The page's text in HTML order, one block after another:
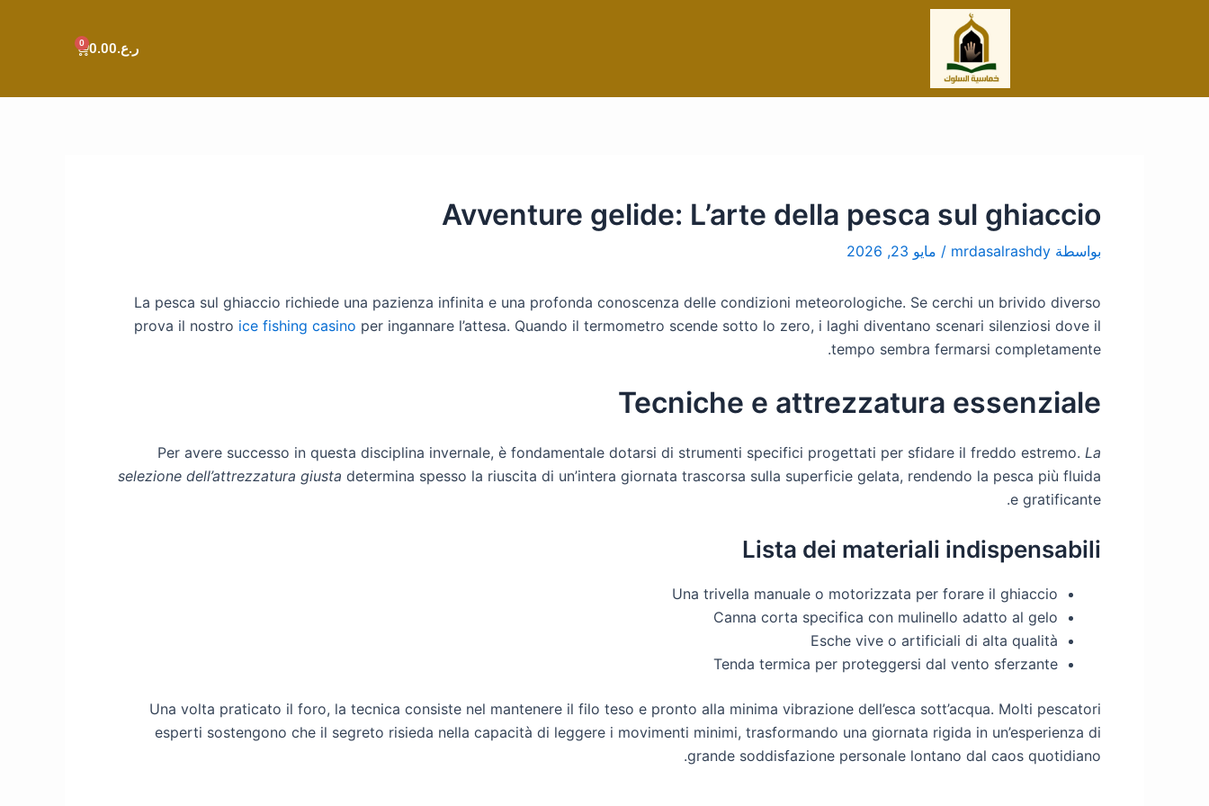
ر.ع.0.00
0
Cart
Avventure gelide: L’arte della pesca sul ghiaccio
بواسطة mrdasalrashdy
/ مايو 23, 2026
La pesca sul ghiaccio richiede una pazienza infinita e una profonda conoscenza delle condizioni meteorologiche. Se cerchi un brivido diverso
prova il nostro ice fishing casino per ingannare l’attesa. Quando il termometro scende sotto lo zero, i laghi diventano scenari silenziosi dove il
tempo sembra fermarsi completamente.
Tecniche e attrezzatura essenziale
Per avere successo in questa disciplina invernale, è fondamentale dotarsi di strumenti specifici progettati per sfidare il freddo estremo. La
selezione dell’attrezzatura giusta determina spesso la riuscita di un’intera giornata trascorsa sulla superficie gelata, rendendo la pesca più fluida
e gratificante.
Lista dei materiali indispensabili
Una trivella manuale o motorizzata per forare il ghiaccio
Canna corta specifica con mulinello adatto al gelo
Esche vive o artificiali di alta qualità
Tenda termica per proteggersi dal vento sferzante
Una volta praticato il foro, la tecnica consiste nel mantenere il filo teso e pronto alla minima vibrazione dell’esca sott’acqua. Molti pescatori
esperti sostengono che il segreto risieda nella capacità di leggere i movimenti minimi, trasformando una giornata rigida in un’esperienza di
grande soddisfazione personale lontano dal caos quotidiano.